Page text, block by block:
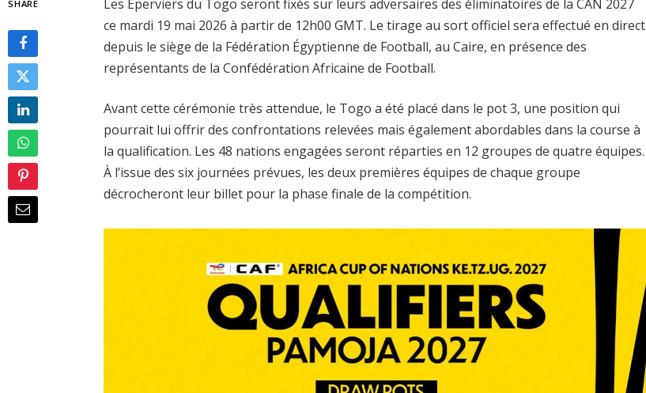
SHARE
Les Éperviers du Togo seront fixés sur leurs adversaires des éliminatoires de la CAN 2027
ce mardi 19 mai 2026 à partir de 12h00 GMT. Le tirage au sort officiel sera effectué en direct
depuis le siège de la Fédération Égyptienne de Football, au Caire, en présence des
représentants de la Confédération Africaine de Football.
Avant cette cérémonie très attendue, le Togo a été placé dans le pot 3, une position qui
pourrait lui offrir des confrontations relevées mais également abordables dans la course à
la qualification. Les 48 nations engagées seront réparties en 12 groupes de quatre équipes.
À l’issue des six journées prévues, les deux premières équipes de chaque groupe
décrocheront leur billet pour la phase finale de la compétition.